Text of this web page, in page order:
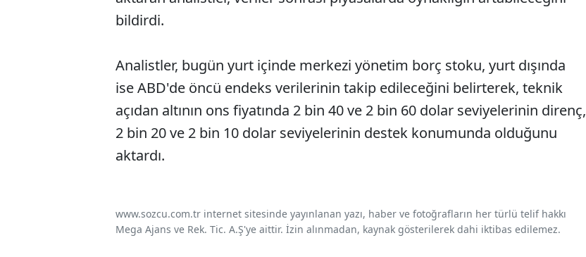
bildirdi.
Analistler, bugün yurt içinde merkezi yönetim borç stoku, yurt dışında
ise ABD'de öncü endeks verilerinin takip edileceğini belirterek, teknik
açıdan altının ons fiyatında 2 bin 40 ve 2 bin 60 dolar seviyelerinin direnç,
2 bin 20 ve 2 bin 10 dolar seviyelerinin destek konumunda olduğunu
aktardı.
www.sozcu.com.tr internet sitesinde yayınlanan yazı, haber ve fotoğrafların her türlü telif hakkı
Mega Ajans ve Rek. Tic. A.Ş'ye aittir. İzin alınmadan, kaynak gösterilerek dahi iktibas edilemez.